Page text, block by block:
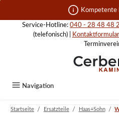
Zum Hauptinhalt springen Kompetente
Service-Hotline: 040 - 28 48 48
(telefonisch) |
Kontaktformular
Navigation
Startseite / Ersatzteile / Haas+Sohn /